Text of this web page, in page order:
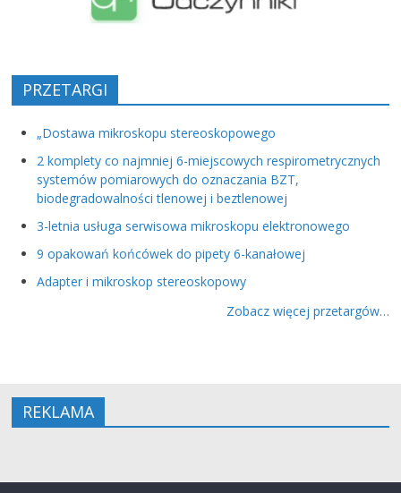
PRZETARGI
„Dostawa mikroskopu stereoskopowego
2 komplety co najmniej 6-miejscowych respirometrycznych
systemów pomiarowych do oznaczania BZT,
biodegradowalności tlenowej i beztlenowej
3-letnia usługa serwisowa mikroskopu elektronowego
9 opakowań końcówek do pipety 6-kanałowej
Adapter i mikroskop stereoskopowy
Zobacz więcej przetargów…
REKLAMA